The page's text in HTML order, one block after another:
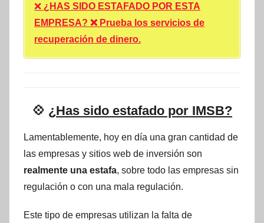
❌ ¿HAS SIDO ESTAFADO POR ESTA
EMPRESA? ❌ Prueba los servicios de
recuperación de dinero.
💠 ¿Has sido estafado por IMSB?
Lamentablemente, hoy en día una gran cantidad de
las empresas y sitios web de inversión son
realmente una estafa, sobre todo las empresas sin
regulación o con una mala regulación.
Este tipo de empresas utilizan la falta de